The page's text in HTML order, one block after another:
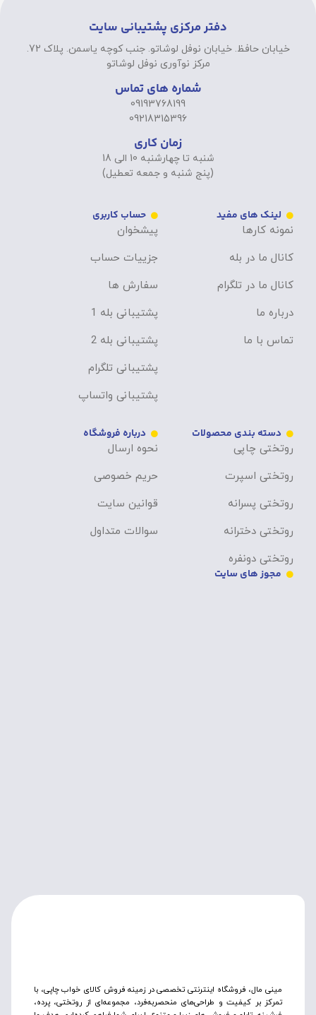
دفتر مرکزی پشتیبانی سایت
خیابان حافظ. خیابان نوفل لوشاتو. جنب کوچه یاسمن. پلاک 72.
مرکز نوآوری نوفل لوشاتو
شماره های تماس
09193768199
09218315396
زمان کاری
شنبه تا چهارشنبه 10 الی 18
(پنج شنبه و جمعه تعطیل)
لینک های مفید
نمونه کارها
کانال ما در بله
کانال ما در تلگرام
درباره ما
تماس با ما
حساب کاربری
پیشخوان
جزییات حساب
سفارش ها
پشتیبانی بله 1
پشتیبانی بله 2
پشتیبانی تلگرام
پشتیبانی واتساپ
دسته بندی محصولات
روتختی چاپی
روتختی اسپرت
روتختی پسرانه
روتختی دخترانه
روتختی دونفره
درباره فروشگاه
نحوه ارسال
حریم خصوصی
قوانین سایت
سوالات متداول
مجوز های سایت
مینی مال، فروشگاه اینترنتی تخصصی در زمینه فروش کالای خواب چاپی، با
تمرکز بر کیفیت و طراحی‌های منحصربه‌فرد، مجموعه‌ای از روتختی‌، پرده،